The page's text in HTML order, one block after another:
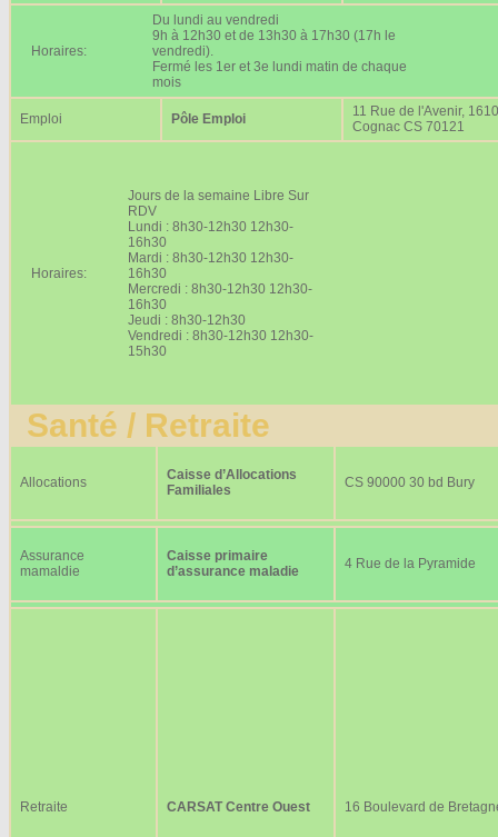
Horaires:
Du lundi au vendredi
9h à 12h30 et de 13h30 à 17h30 (17h le
vendredi).
Fermé les 1er et 3e lundi matin de chaque
mois
Emploi Pôle Emploi
11 Rue de l'Avenir,
Cognac CS 70121
Horaires:
Jours de la semaine Libre Sur
RDV
Lundi : 8h30-12h30 12h30-
16h30
Mardi : 8h30-12h30 12h30-
16h30
Mercredi : 8h30-12h30 12h30-
16h30
Jeudi : 8h30-12h30
Vendredi : 8h30-12h30 12h30-
15h30
Santé / Retraite
Allocations
Caisse d’Allocations
Familiales
CS 90000 30 bd Bury
Assurance
mamaldie
Caisse primaire
d’assurance maladie
4 Rue de la Pyramide
Retraite CARSAT Centre Ouest 16 Boulevard de